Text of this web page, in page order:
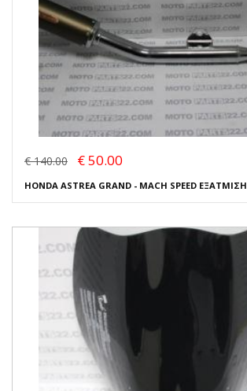
€ 140.00 € 50.00
HONDA ASTREA GRAND - MACH SPEED ΕΞΑΤΜΙΣΗ